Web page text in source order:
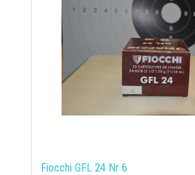
Fiocchi GFL 24 Nr 6